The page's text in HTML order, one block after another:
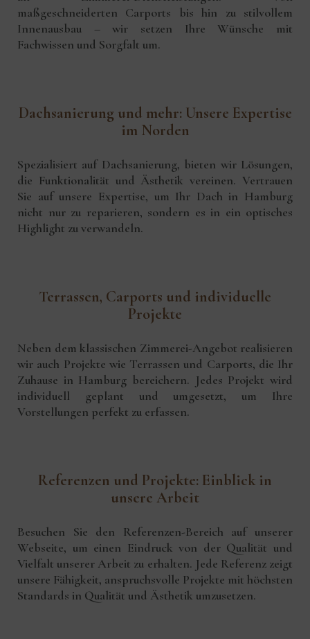
maßgeschneiderten Carports bis hin zu stilvollem
Innenausbau – wir setzen Ihre Wünsche mit
Fachwissen und Sorgfalt um.
Dachsanierung und mehr: Unsere Expertise
im Norden
Spezialisiert auf Dachsanierung, bieten wir Lösungen,
die Funktionalität und Ästhetik vereinen. Vertrauen
Sie auf unsere Expertise, um Ihr Dach in Hamburg
nicht nur zu reparieren, sondern es in ein optisches
Highlight zu verwandeln.
Terrassen, Carports und individuelle
Projekte
Neben dem klassischen Zimmerei-Angebot realisieren
wir auch Projekte wie Terrassen und Carports, die Ihr
Zuhause in Hamburg bereichern. Jedes Projekt wird
individuell geplant und umgesetzt, um Ihre
Vorstellungen perfekt zu erfassen.
Referenzen und Projekte: Einblick in
unsere Arbeit
Besuchen Sie den Referenzen-Bereich auf unserer
Webseite, um einen Eindruck von der Qualität und
Vielfalt unserer Arbeit zu erhalten. Jede Referenz zeigt
unsere Fähigkeit, anspruchsvolle Projekte mit höchsten
Standards in Qualität und Ästhetik umzusetzen.